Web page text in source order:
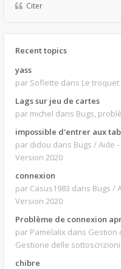
Citer
Recent topics
yass
par Soflette dans Le troquet
Lags sur jeu de cartes
par michel dans Bugs,
impossible d'entrer
par didou dans Bugs / Aide
Version 2020
connexion
par Casus1983 dans Bugs /
Version 2020
Problème de connexion
par Pamelalix dans Gestion
Gestione delle
chibre